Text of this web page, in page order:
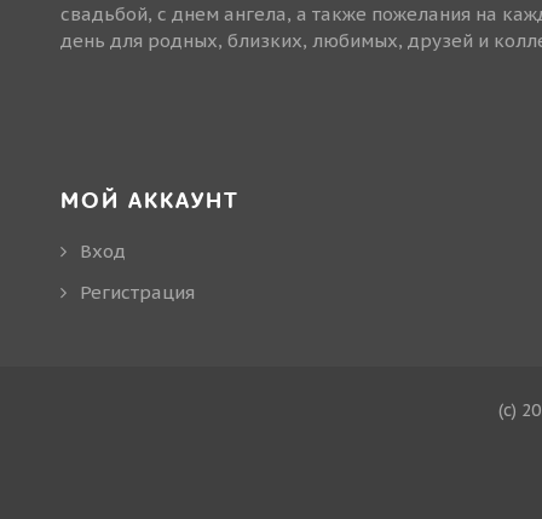
свадьбой, с днем ангела, а также пожелания на
день для родных, близких, любимых, друзей и
МОЙ АККАУНТ
Вход
Регистрация
(c)